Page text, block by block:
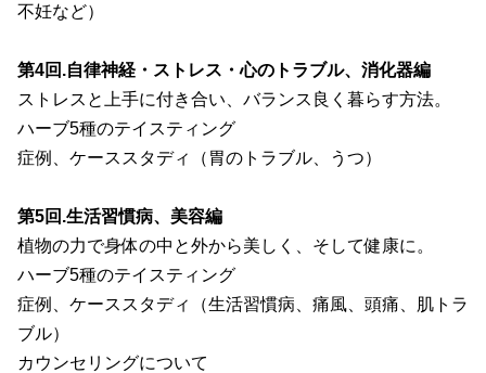
不妊など）
第4回.自律神経・ストレス・心のトラブル、消化器編
ストレスと上手に付き合い、バランス良く暮らす方法。
ハーブ5種のテイスティング
症例、ケーススタディ（胃のトラブル、うつ）
第5回.生活習慣病、美容編
植物の力で身体の中と外から美しく、そして健康に。
ハーブ5種のテイスティング
症例、ケーススタディ（生活習慣病、痛風、頭痛、肌トラ
ブル）
カウンセリングについて